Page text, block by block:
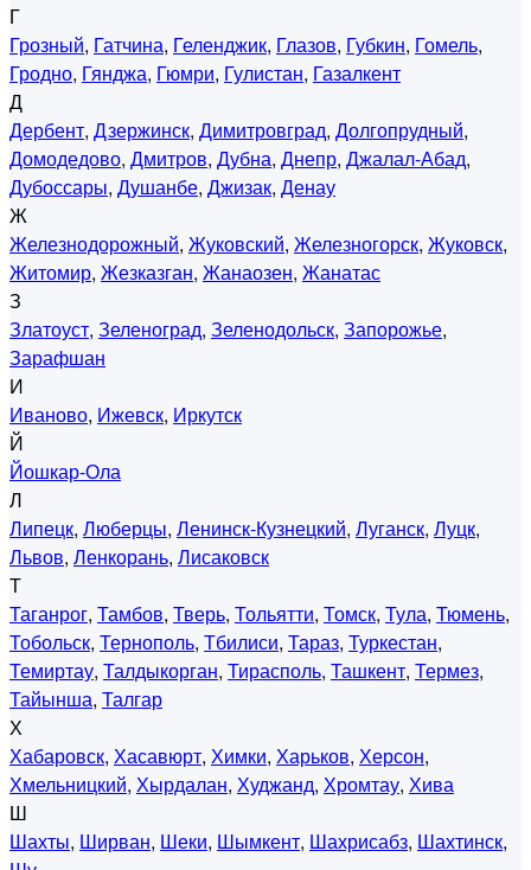
Г
Грозный, Гатчина, Геленджик, Глазов, Губкин, Гомель,
Гродно, Гянджа, Гюмри, Гулистан, Газалкент
Д
Дербент, Дзержинск, Димитровград, Долгопрудный,
Домодедово, Дмитров, Дубна, Днепр, Джалал-Абад,
Дубоссары, Душанбе, Джизак, Денау
Ж
Железнодорожный, Жуковский, Железногорск, Жуковск,
Житомир, Жезказган, Жанаозен, Жанатас
З
Златоуст, Зеленоград, Зеленодольск, Запорожье,
Зарафшан
И
Иваново, Ижевск, Иркутск
Й
Йошкар-Ола
Л
Липецк, Люберцы, Ленинск-Кузнецкий, Луганск, Луцк,
Львов, Ленкорань, Лисаковск
Т
Таганрог, Тамбов, Тверь, Тольятти, Томск, Тула, Тюмень,
Тобольск, Тернополь, Тбилиси, Тараз, Туркестан,
Темиртау, Талдыкорган, Тирасполь, Ташкент, Термез,
Тайынша, Талгар
Х
Хабаровск, Хасавюрт, Химки, Харьков, Херсон,
Хмельницкий, Хырдалан, Худжанд, Хромтау, Хива
Ш
Шахты, Ширван, Шеки, Шымкент, Шахрисабз, Шахтинск,